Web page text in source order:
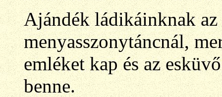
Ajándék ládikáinknak
menyasszonytáncnál,
emléket kap és az
benne.